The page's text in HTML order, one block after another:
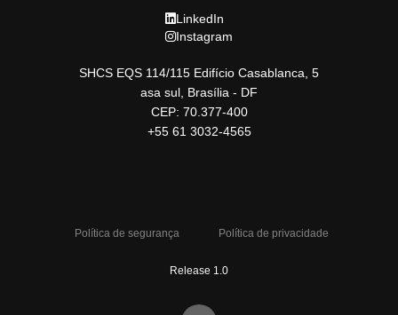
LinkedIn
Instagram
SHCS EQS 114/115 Edifício Casablanca, 5
asa sul, Brasília - DF
CEP: 70.377-400
+55 61 3032-4565
Política de segurança Política de privacidade
Release 1.0